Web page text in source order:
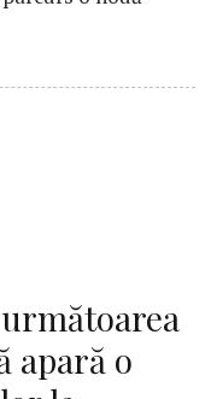
apară o